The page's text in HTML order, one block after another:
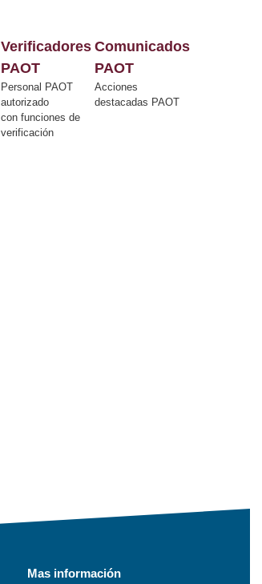
Verificadores
PAOT
Personal PAOT
autorizado
con funciones de
verificación
Comunicados
PAOT
Acciones
destacadas PAOT
Mas información